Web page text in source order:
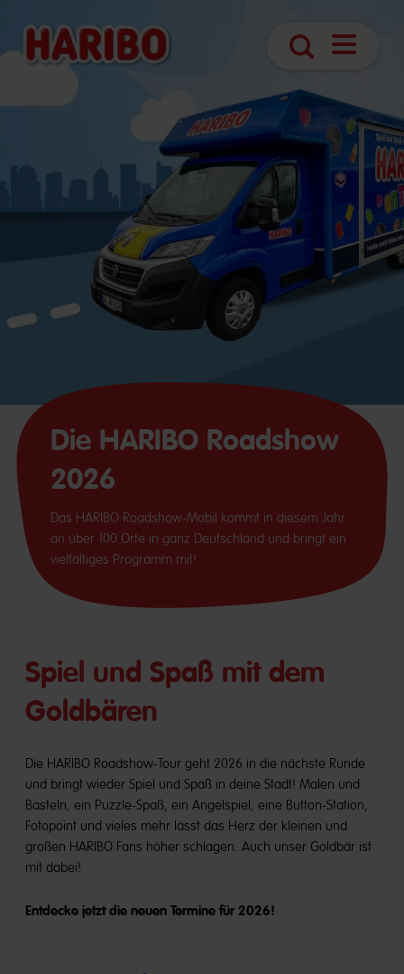
Die HARIBO Roadshow
2026
Das HARIBO Roadshow-Mobil kommt in diesem Jahr
an über 100 Orte in ganz Deutschland und bringt ein
vielfältiges Programm mit!
Spiel und Spaß mit dem
Goldbären
Die HARIBO Roadshow-Tour geht 2026 in die nächste Runde
und bringt wieder Spiel und Spaß in deine Stadt! Malen und
Basteln, ein Puzzle-Spaß, ein Angelspiel, eine Button-Station,
Fotopoint und vieles mehr lässt das Herz der kleinen und
großen HARIBO Fans höher schlagen. Auch unser Goldbär ist
mit dabei!
Entdecke jetzt die neuen Termine für 2026!